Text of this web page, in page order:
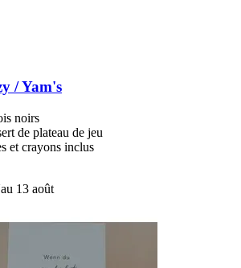
/ Yam's
noirs
de plateau de jeu
et crayons inclus
13 août